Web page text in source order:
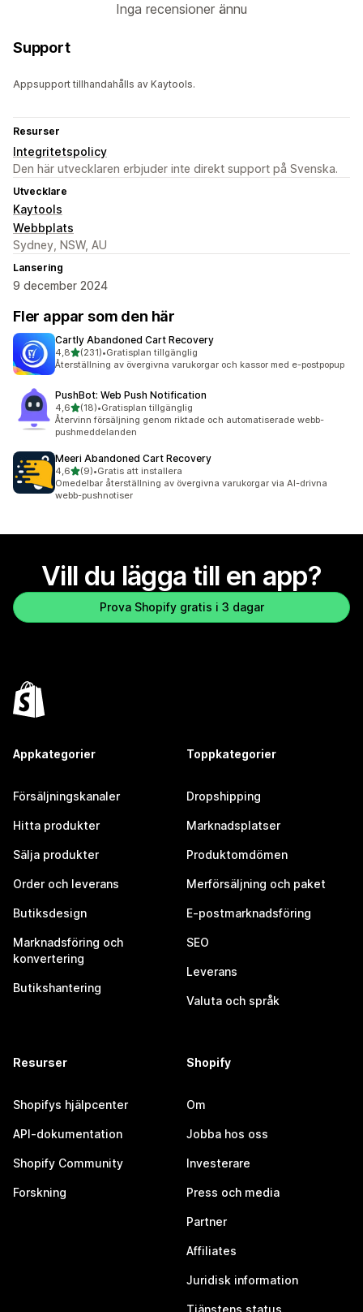
Inga recensioner ännu
Support
Appsupport tillhandahålls av Kaytools.
Resurser
Integritetspolicy
Den här utvecklaren erbjuder inte direkt support på Svenska.
Utvecklare
Kaytools
Webbplats
Sydney, NSW, AU
Lansering
9 december 2024
Fler appar som den här
Cartly Abandoned Cart Recovery
4,8av 5 stjärnor
(231)
231 recensioner totalt
•Gratisplan tillgänglig
Återställning av övergivna varukorgar och kassor med e-postpopup
PushBot: Web Push Notification
4,6av 5 stjärnor
(18)
18 recensioner totalt
•Gratisplan tillgänglig
Återvinn försäljning genom riktade och automatiserade webb-
pushmeddelanden
Meeri Abandoned Cart Recovery
4,6av 5 stjärnor
(9)
9 recensioner totalt
•Gratis att installera
Omedelbar återställning av övergivna varukorgar via AI-drivna
webb-pushnotiser
Vill du lägga till en app?
Prova Shopify gratis i 3 dagar
Appkategorier
Försäljningskanaler
Hitta produkter
Sälja produkter
Order och leverans
Butiksdesign
Marknadsföring och
konvertering
Butikshantering
Toppkategorier
Dropshipping
Marknadsplatser
Produktomdömen
Merförsäljning och paket
E-postmarknadsföring
SEO
Leverans
Valuta och språk
Resurser
Shopifys hjälpcenter
API-dokumentation
Shopify Community
Forskning
Shopify
Om
Jobba hos oss
Investerare
Press och media
Partner
Affiliates
Juridisk information